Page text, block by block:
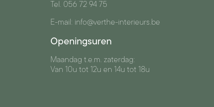
Tel. 056 72 94 75
E-mail: info@verthe-interieurs.be
Openingsuren
Maandag t.e.m. zaterdag:
Van 10u tot 12u en 14u tot 18u